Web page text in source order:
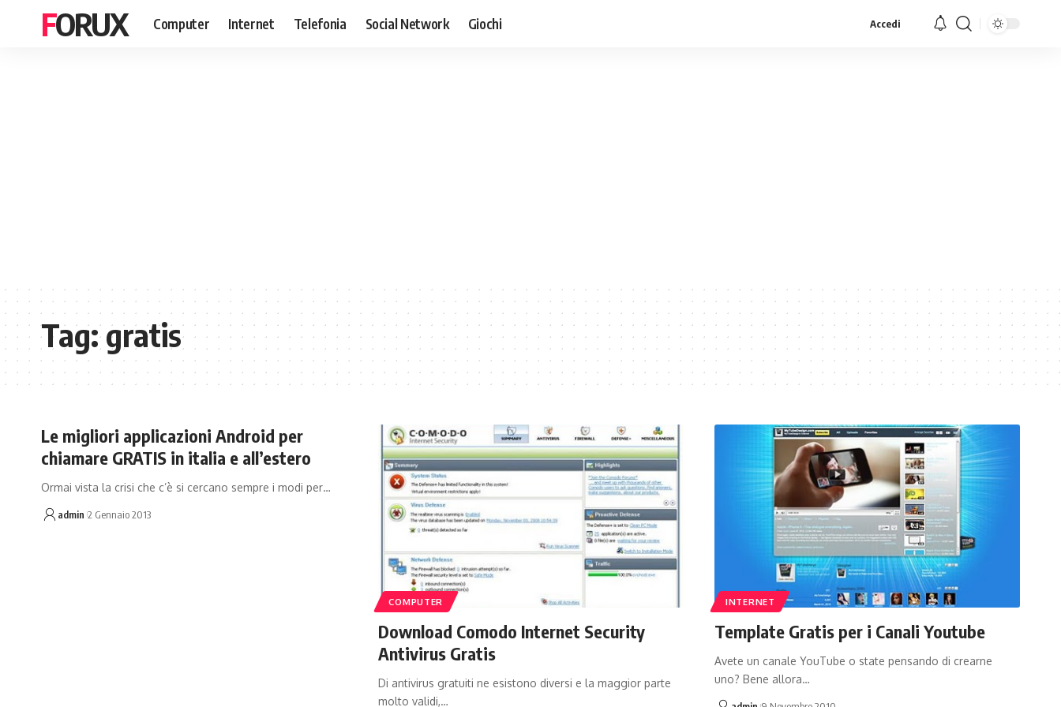
FORUX Computer Internet Telefonia Social Network Giochi Accedi
Tag:gratis
Le migliori applicazioni Android per
chiamare GRATIS in italia e all’estero
Ormai vista la crisi che c’è si cercano sempre i modi per…
admin 2 Gennaio 2013
COMPUTER
Download Comodo Internet Security
Antivirus Gratis
Di antivirus gratuiti ne esistono diversi e la maggior parte
molto validi,…
INTERNET
Template Gratis per i Canali Youtube
Avete un canale YouTube o state pensando di crearne
uno? Bene allora…